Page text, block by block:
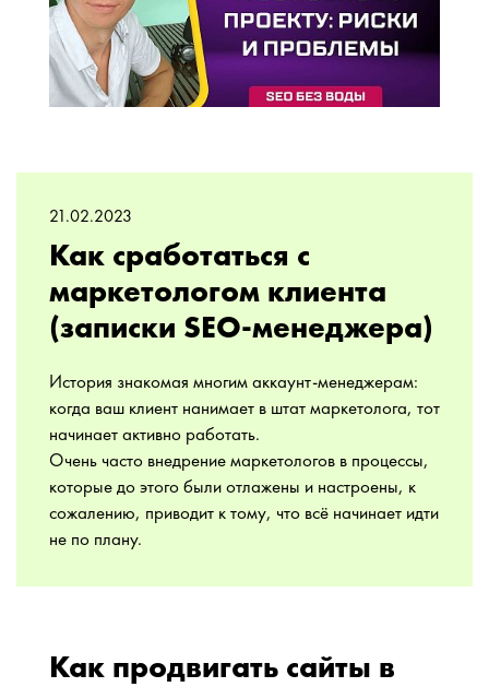
21.02.2023
Как сработаться с
маркетологом клиента
(записки SEO-менеджера)
История знакомая многим аккаунт-менеджерам:
когда ваш клиент нанимает в штат маркетолога, тот
начинает активно работать.
Очень часто внедрение маркетологов в процессы,
которые до этого были отлажены и настроены, к
сожалению, приводит к тому, что всё начинает идти
не по плану.
Как продвигать сайты в